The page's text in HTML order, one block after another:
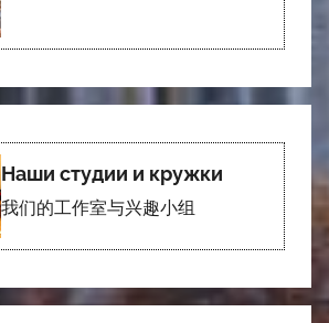
Наши студии и кружки
我们的工作室与兴趣小组